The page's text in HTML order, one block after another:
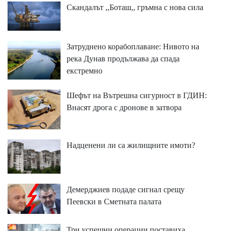
Скандалът ,,Боташ,, гръмна с нова сила
Затруднено корабоплаване: Нивото на
река Дунав продължава да спада
екстремно
Шефът на Вътрешна сигурност в ГДИН:
Внасят дрога с дронове в затвора
Надценени ли са жилищните имоти?
Демерджиев подаде сигнал срещу
Пеевски в Сметната палата